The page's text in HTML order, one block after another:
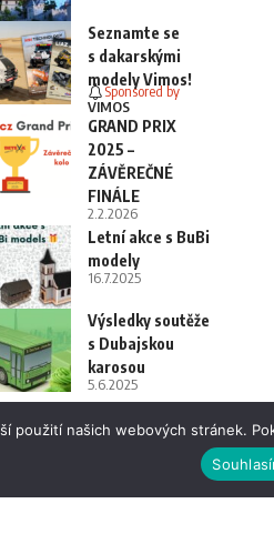
Seznamte se
s dakarskými
modely Vimos!
Sponsored by
VIMOS
GRAND PRIX
2025 –
ZÁVĚREČNÉ
FINÁLE
2.2.2026
Letní akce s BuBi
modely
16.7.2025
Výsledky soutěže
s Dubajskou
karosou
5.6.2025
použití našich webových stránek.